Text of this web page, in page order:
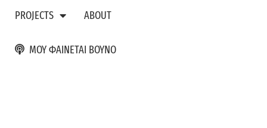
PROJECTS ABOUT
ΜΟΥ ΦΑΙΝΕΤΑΙ ΒΟΥΝΟ